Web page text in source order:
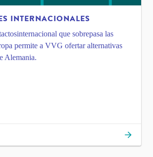
INTERNACIONALES
que sobrepasa las
permite a VVG ofertar alternativas
Alemania.